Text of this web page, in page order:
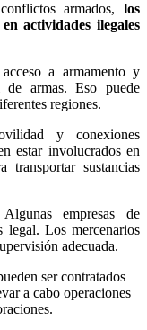
armados, los
actividades ilegales
a armamento y
armas. Eso puede
regiones.
y conexiones
estar involucrados en
transportar sustancias
Algunas empresas de
legal. Los mercenarios
adecuada.
ser contratados
a cabo operaciones